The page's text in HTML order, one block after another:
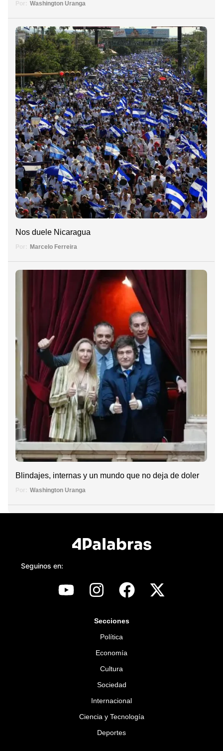
Por: Washington Uranga
Nos duele Nicaragua
Por: Marcelo Ferreira
Blindajes, internas y un mundo que no deja de doler
Por: Washington Uranga
Seguinos en:
Secciones
Política
Economía
Cultura
Sociedad
Internacional
Ciencia y Tecnología
Deportes